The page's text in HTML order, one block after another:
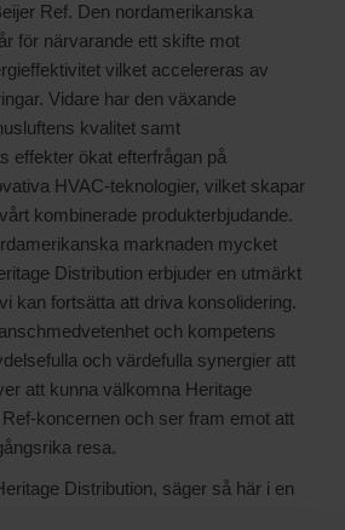
Ref. Den nordamerikanska
för närvarande ett skifte mot
vilket accelereras av
Vidare har den växande
kvalitet samt
effekter ökat efterfrågan på
HVAC-teknologier, vilket skapar
kombinerade produkterbjudande.
marknaden mycket
Distribution erbjuder en utmärkt
kan fortsätta att driva konsolidering.
och kompetens
och värdefulla synergier att
att kunna välkomna Heritage
koncernen och ser fram emot att
resa.
Distribution, säger så här i en